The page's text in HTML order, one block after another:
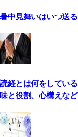
暑中見舞いはいつ送
読経とは何をしてい
味と役割、心構えな